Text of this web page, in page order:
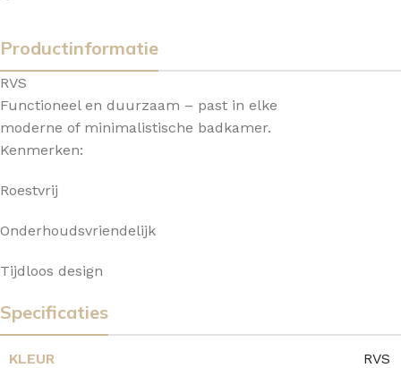
Productinformatie
RVS
Functioneel en duurzaam – past in elke
moderne of minimalistische badkamer.
Kenmerken:
Roestvrij
Onderhoudsvriendelijk
Tijdloos design
Specificaties
KLEUR RVS